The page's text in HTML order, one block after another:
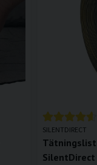
SILENTDIRECT